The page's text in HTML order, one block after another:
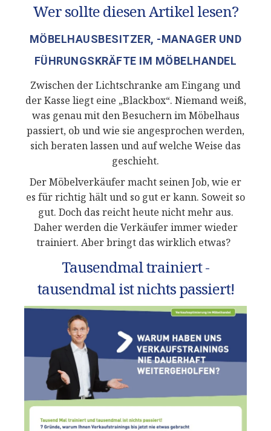
Wer sollte diesen Artikel lesen?
MÖBELHAUSBESITZER, -MANAGER UND
FÜHRUNGSKRÄFTE IM MÖBELHANDEL
Zwischen der Lichtschranke am Eingang und
der Kasse liegt eine „Blackbox“. Niemand weiß,
was genau mit den Besuchern im Möbelhaus
passiert, ob und wie sie angesprochen werden,
sich beraten lassen und auf welche Weise das
geschieht.
Der Möbelverkäufer macht seinen Job, wie er
es für richtig hält und so gut er kann. Soweit so
gut. Doch das reicht heute nicht mehr aus.
Daher werden die Verkäufer immer wieder
trainiert. Aber bringt das wirklich etwas?
Tausendmal trainiert -
tausendmal ist nichts passiert!